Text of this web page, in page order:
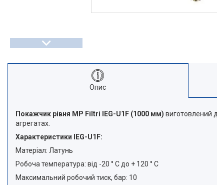
Опис
Покажчик рівня MP Filtri IEG-U1F (1000 мм) виготовлений
агрегатах.
Характеристики IEG-U1F:
Матеріал: Латунь
Робоча температура: від -20 ° С до + 120 ° С
Максимальний робочий тиск, бар: 10